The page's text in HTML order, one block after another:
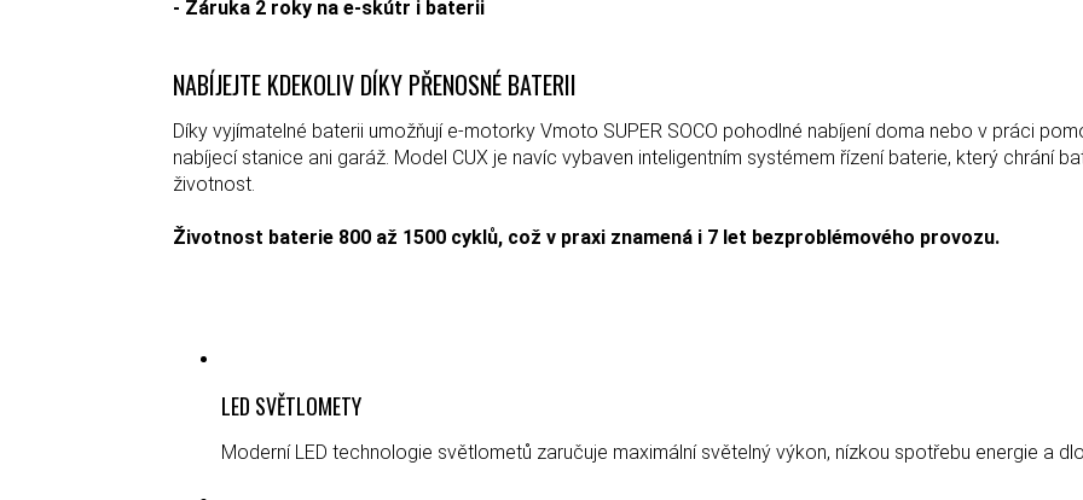
- Záruka 2 roky na e-skútr i baterii
NABÍJEJTE KDEKOLIV DÍKY PŘENOSNÉ BATERII
Díky vyjímatelné baterii umožňují e-motorky Vmoto SUPER SOCO pohodlné nabíjení doma nebo v práci
nabíjecí stanice ani garáž. Model CUX je navíc vybaven inteligentním systémem řízení baterie, který chrání
životnost.
Životnost baterie 800 až 1500 cyklů, což v praxi znamená i 7 let bezproblémového provozu.
LED SVĚTLOMETY
Moderní LED technologie světlometů zaručuje maximální světelný výkon, nízkou spotřebu energie a